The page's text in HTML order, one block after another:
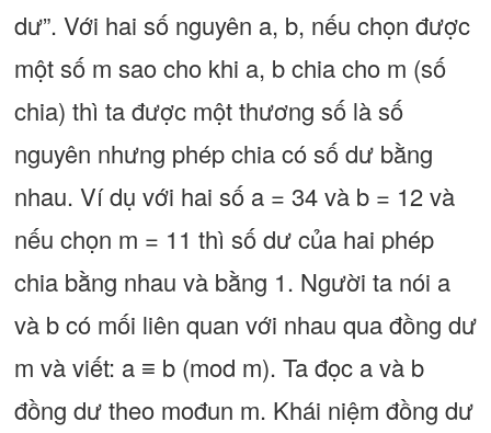
dư”. Với hai số nguyên a, b, nếu chọn được
một số m sao cho khi a, b chia cho m (số
chia) thì ta được một thương số là số
nguyên nhưng phép chia có số dư bằng
nhau. Ví dụ với hai số a = 34 và b = 12 và
nếu chọn m = 11 thì số dư của hai phép
chia bằng nhau và bằng 1. Người ta nói a
và b có mối liên quan với nhau qua đồng dư
m và viết: a ≡ b (mod m). Ta đọc a và b
đồng dư theo mođun m. Khái niệm đồng dư